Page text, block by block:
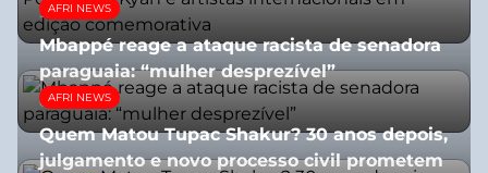
31/07/2026
AFRI NEWS
Mbappé reage a ataque racista de senadora
paraguaia: “mulher desprezível”
07/07/2026
AFRI NEWS
Quem Matou Tupac Shakur? 30 anos depois,
julgamento e novo processo civil prometem